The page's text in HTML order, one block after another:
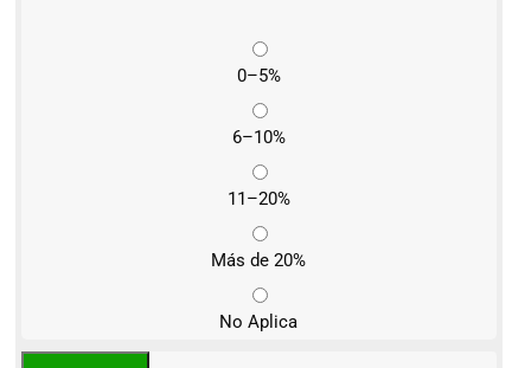
0–5%
6–10%
11–20%
Más de 20%
No Aplica